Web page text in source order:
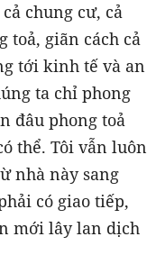
chung cư, cả
toả, giãn cách cả
tới kinh tế và an
ta chỉ phong
đâu phong toả
thể. Tôi vẫn luôn
nhà này sang
có giao tiếp,
mới lây lan dịch